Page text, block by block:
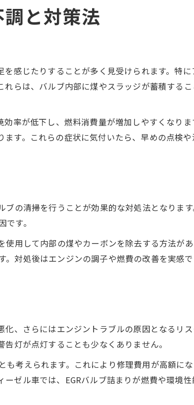
の選び方と使い方
した簡単清掃のコツ
業手順を解説
音を防ぐポイント
異音を予防する方法
実に実感する秘訣
うための準備と道具
けたい安全ポイント
と効率化のコツ
のベストな頻度と目安
長寿命エンジンを実現
るコツと注意事項
と対策法
感じたりすることが多く見受けられます。特
らは、バルブ内部に煤やスラッジが蓄積する
率が低下し、燃料消費量が増加しやすくなりま
す。これらの症状に気付いたら、早めの点検
の清掃を行うことが効果的な対処法となりま
す。
用して内部の煤やカーボンを除去する方法が
対処後はエンジンの調子や燃費の改善を実感
、さらにはエンジントラブルの原因となるリ
灯が点灯することも少なくありません。
考えられます。これにより修理費用が高額に
ゼル車では、EGRバルブ詰まりが燃費や環境